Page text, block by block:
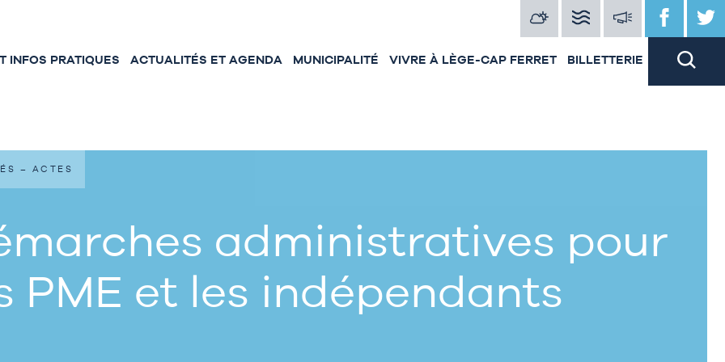
INFOS PRATIQUES ACTUALITÉS ET AGENDA MUNICIPALITÉ VIVRE À LÈGE-CAP FERRET BILLETTERIE
administratives pour
PME et les indépendants
– ACTES